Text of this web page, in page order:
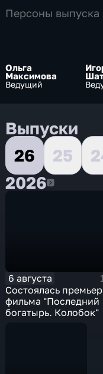
Персоны выпуска
Ольга
Максимова
Ведущий
Выпуски
26
25
20262026
6 августа
Состоялась
фильма "Последний
богатырь. Колобок"